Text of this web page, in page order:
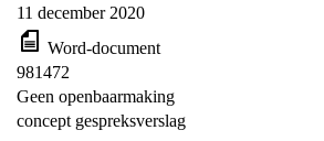
11 december 2020
Word-document
981472
Geen openbaarmaking
concept gespreksverslag